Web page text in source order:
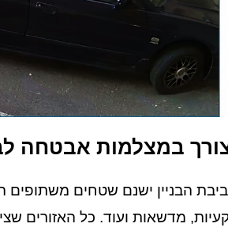
במצלמות אבטחה
הבניין ישנם שטחים משתופים
מדשאות ועוד. כל האזורים